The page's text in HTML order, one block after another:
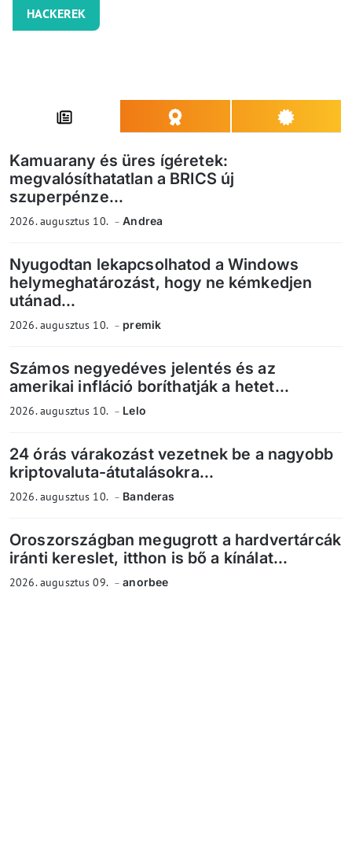
HACKEREK
Kamuarany és üres ígéretek:
megvalósíthatatlan a BRICS új
szuperpénze...
2026. augusztus 10. Andrea
Nyugodtan lekapcsolhatod a Windows
helymeghatározást, hogy ne kémkedjen
utánad...
2026. augusztus 10. premik
Számos negyedéves jelentés és az
amerikai infláció boríthatják a hetet...
2026. augusztus 10. Lelo
24 órás várakozást vezetnek be a nagyobb
kriptovaluta-átutalásokra...
2026. augusztus 10. Banderas
Oroszországban megugrott a hardvertárcák
iránti kereslet, itthon is bő a kínálat...
2026. augusztus 09. anorbee